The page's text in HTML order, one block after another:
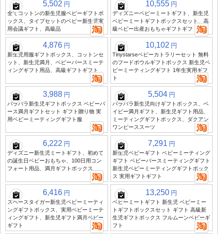
5,502 円
全てコットンの新生児服ベビーギフトボ
ックス、タイプセットのベビー新生児実
用会議ギフト、高級品
10,555 円
ディズニーベビーミートギフト、新生児
ベビーミートギフトボックスセット、高
級ベビー出産おもちゃギフトギフト
4,876 円
新生児用服ギフトボックス、コットンセ
ット、新生児満月、ベビーバースミーテ
ィングギフト用品、高級ギフトギフト
10,102 円
Tinystarseベビーカトラリーセット 無料
のフードボウルギフトボックス 新生児ベ
ビーミーティングギフト 1年生実用ギフ
ト
3,988 円
バラバラ新生児ギフトボックス ベビーバ
ース満月ギフトセット ギフト贈り物 実
用ベビーミーティングギフト服
5,504 円
バラバラ新生児向けギフトボックス、ベ
イビー満月ギフト、新生児ギフト用品、
ミーティングギフトボックス、ダクアン
ワンピーススーツ
6,222 円
ディズニー新生児ミートギフト、初めて
の誕生日ベビーおもちゃ、100日用コン
フォート用品、満月ギフトボックス
7,291 円
新生児ベビーギフト ベビーミーティング
ギフト ベビーバースミーティングギフト
新生児ベビーミーティングギフトボック
ス 実用ギフトギフト
6,416 円
スペースタイガー新生児ベビーミーティ
ングギフトボックス、実用ベビーミーテ
ィングギフト、新生児ギフト満月ベビー
ギフト
13,250 円
ベビーミートギフト 新生児 ベビーミー
トギフトボックスセット ギフト 高級新
生児ギフトボックス フルムーンベビーギ
フト